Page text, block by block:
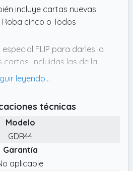
incluye cartas nuevas
cinco o Todos
FLIP para darles la
incluidas las de la
una baraja de
lata de almacenamiento
adolescentes y
de 7 años. Este
cartas familiar incluye 112
técnicas
Modelo
GDR44
Garantía
aplicable